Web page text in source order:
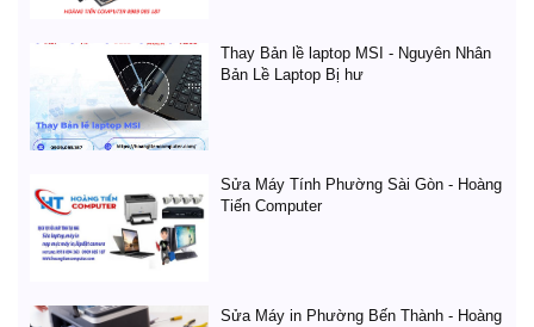
Thay Bản lề laptop MSI - Nguyên Nhân
Bản Lề Laptop Bị hư
Sửa Máy Tính Phường Sài Gòn - Hoàng
Tiến Computer
Sửa Máy in Phường Bến Thành - Hoàng